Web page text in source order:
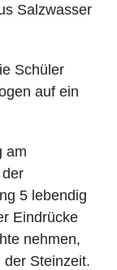
Salzwasser
Schüler
auf ein
am
5 lebendig
Eindrücke
nehmen,
Steinzeit.